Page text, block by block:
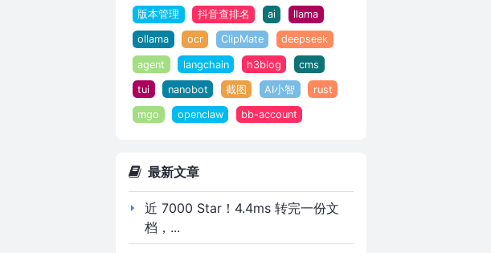
版本管理 抖音查排名 ai llama
ollama ocr ClipMate deepseek
agent langchain h3blog cms
tui nanobot 截图 AI小智 rust
mgo openclaw bb-account
最新文章
近 7000 Star！4.4ms 转完一份文
档，...